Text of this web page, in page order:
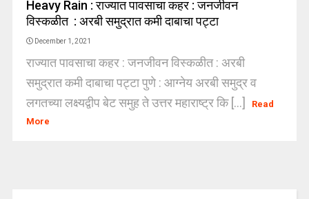
Heavy Rain : राज्यात पावसाचा कहर : जनजीवन
विस्कळीत : अरबी समुद्रात कमी दाबाचा पट्टा
December 1, 2021
राज्यात पावसाचा कहर : जनजीवन विस्कळीत : अरबी
समुद्रात कमी दाबाचा पट्टा पुणे : आग्नेय अरबी समुद्र व
लगतच्या लक्ष्यद्वीप बेट समुह ते उत्तर महाराष्ट्र कि [...]
Read
More